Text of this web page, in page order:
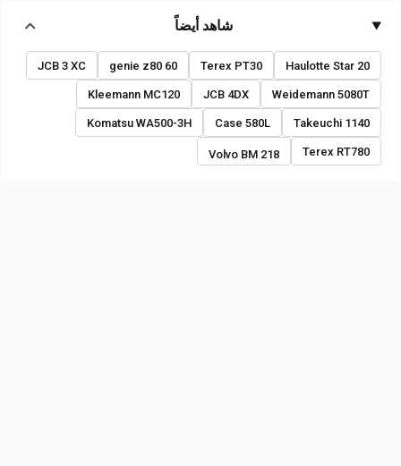
شاهد أيضاً
Haulotte Star 20
Terex PT30
genie z80 60
JCB 3 XC
Weidemann 5080T
JCB 4DX
Kleemann MC120
Takeuchi 1140
Case 580L
Komatsu WA500-3H
Terex RT780
Volvo BM 218